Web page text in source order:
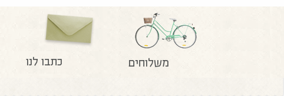
משלוחים כתבו לנו